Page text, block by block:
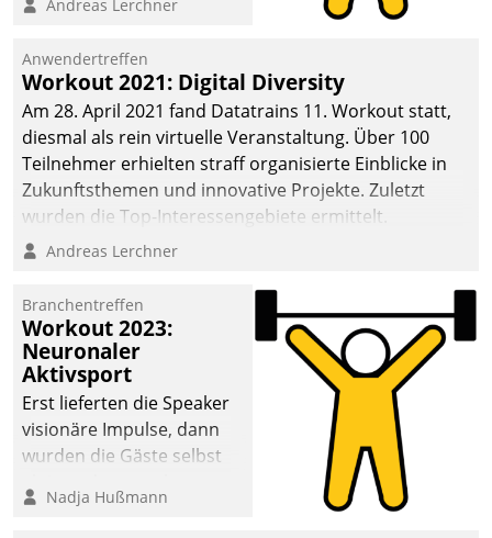
Teilnehmer kurzweilige
Cloud-Strategien und -
Lösungen mit hohem
Zukunftspotenzial.
Andreas Lerchner
Anwendertreffen
Workout 2021: Digital Diversity
Am 28. April 2021 fand Datatrains 11. Workout statt,
diesmal als rein virtuelle Veranstaltung. Über 100
Teilnehmer erhielten straff organisierte Einblicke in
Zukunftsthemen und innovative Projekte. Zuletzt
wurden die Top-Interessengebiete ermittelt.
Andreas Lerchner
Branchentreffen
Workout 2023:
Neuronaler
Aktivsport
Erst lieferten die Speaker
visionäre Impulse, dann
wurden die Gäste selbst
methodisch
Nadja Hußmann